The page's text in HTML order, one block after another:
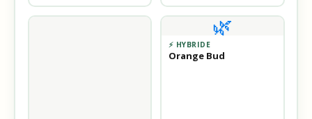
🌿
⚡ HYBRIDE
Orange Bud